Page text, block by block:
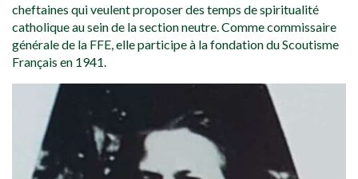
cheftaines qui veulent proposer des temps de spiritualité
catholique au sein de la section neutre. Comme commissaire
générale de la FFE, elle participe à la fondation du Scoutisme
Français en 1941.